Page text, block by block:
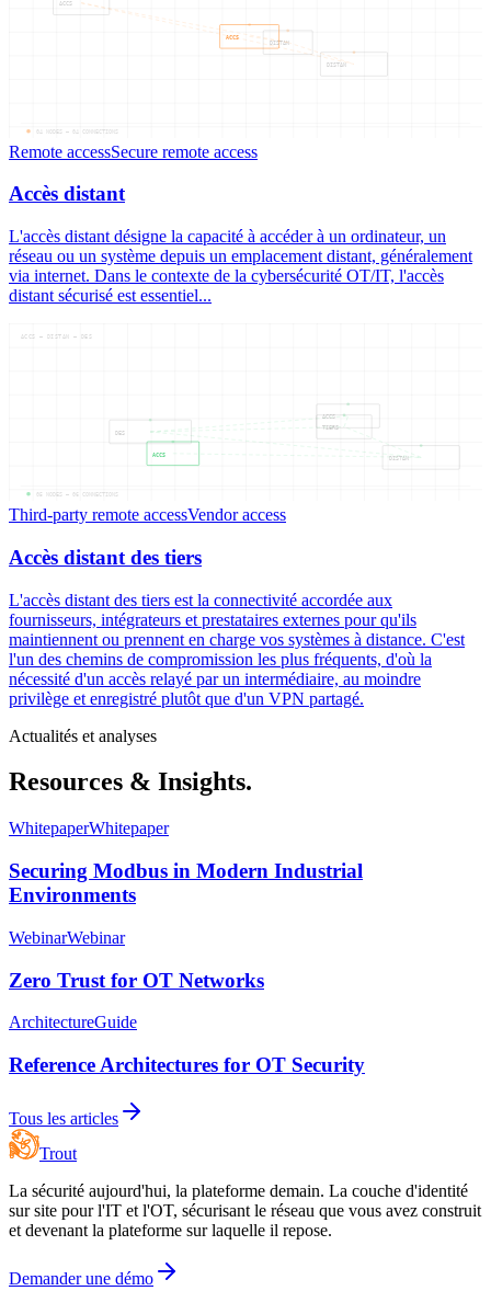
ACCS
DISTAN
ACCS
DISTAN
04 NODES — 04 CONNECTIONS
Remote accessSecure remote access
Accès distant
L'accès distant désigne la capacité à accéder à un ordinateur, un
réseau ou un système depuis un emplacement distant, généralement
via internet. Dans le contexte de la cybersécurité OT/IT, l'accès
distant sécurisé est essentiel...
ACCS
DISTAN
DES
TIERS
ACCS
ACCS — DISTAN — DES
05 NODES — 06 CONNECTIONS
Third-party remote accessVendor access
Accès distant des tiers
L'accès distant des tiers est la connectivité accordée aux
fournisseurs, intégrateurs et prestataires externes pour qu'ils
maintiennent ou prennent en charge vos systèmes à distance. C'est
l'un des chemins de compromission les plus fréquents, d'où la
nécessité d'un accès relayé par un intermédiaire, au moindre
privilège et enregistré plutôt que d'un VPN partagé.
Actualités et analyses
Resources & Insights.
WhitepaperWhitepaper
Securing Modbus in Modern Industrial
Environments
WebinarWebinar
Zero Trust for OT Networks
ArchitectureGuide
Reference Architectures for OT Security
Tous les articles
Trout
La sécurité aujourd'hui, la plateforme demain. La couche d'identité
sur site pour l'IT et l'OT, sécurisant le réseau que vous avez construit
et devenant la plateforme sur laquelle il repose.
Demander une démo